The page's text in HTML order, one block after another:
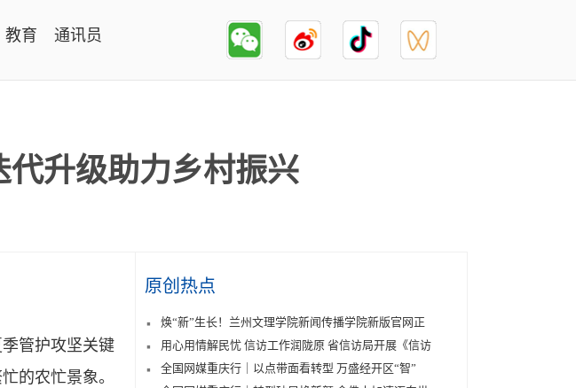
教育 通讯员
代升级助力乡村振兴
管护攻坚关键
的农忙景象。
原创热点
焕“新”生长！兰州文理学院新闻传播学院新版官网正
用心用情解民忧 信访工作润陇原 省信访局开展《信访
全国网媒重庆行｜以点带面看转型 万盛经开区“智”